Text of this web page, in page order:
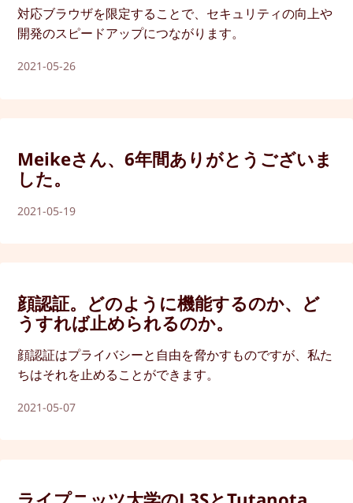
対応ブラウザを限定することで、セキュリティの向上や
開発のスピードアップにつながります。
2021-05-26
Meikeさん、6年間ありがとうございま
した。
2021-05-19
顔認証。どのように機能するのか、ど
うすれば止められるのか。
顔認証はプライバシーと自由を脅かすものですが、私た
ちはそれを止めることができます。
2021-05-07